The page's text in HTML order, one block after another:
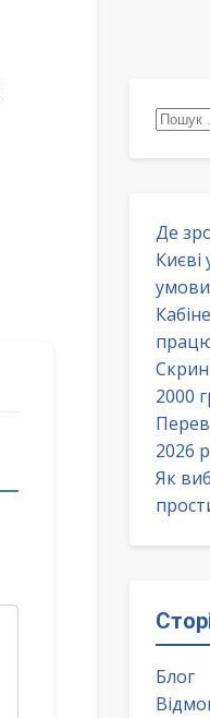
Де
Києві
2000
2026
Як
Блог